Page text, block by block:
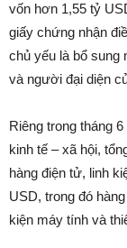
vốn hơn 1,55 tỷ
giấy chứng nhận
chủ yếu là bổ sung
và người đại diện
Riêng trong tháng
kinh tế – xã hội,
hàng điện tử, linh
USD, trong đó
kiện máy tính và